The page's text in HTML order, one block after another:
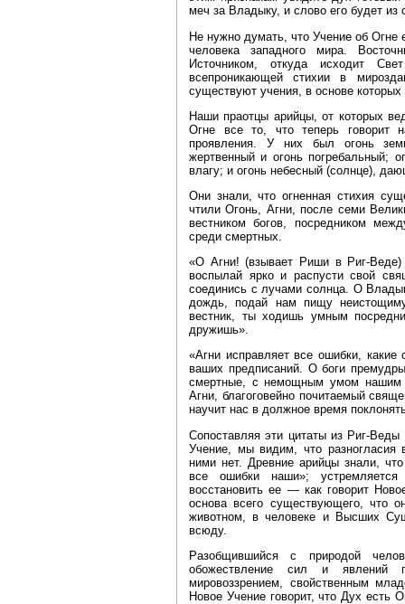
меч за Владыку, и слово его будет из
Не нужно думать, что Учение об
человека западного мира.
Источником, откуда исходит
всепроникающей стихии в
существуют учения, в основе
Наши праотцы арийцы, от которых
Огне все то, что теперь говорит
проявления. У них был огонь
жертвенный и огонь погребальный;
влагу; и огонь небесный (солнце),
Они знали, что огненная стихия
чтили Огонь, Агни, после семи
вестником богов, посредником
среди смертных.
«О Агни! (взывает Риши в
воспылай ярко и распусти свой
соединись с лучами солнца. О
дождь, подай нам пищу
вестник, ты ходишь умным
дружишь».
«Агни исправляет все ошибки,
ваших предписаний. О боги
смертные, с немощным умом нашим
Агни, благоговейно почитаемый
научит нас в должное время
Сопоставляя эти цитаты из
Учение, мы видим, что
ними нет. Древние арийцы знали,
все ошибки наши»;
восстановить ее — как говорит
основа всего существующего, что
животном, в человеке и Высших
всюду.
Разобщившийся с природой
обожествление сил и явлений
мировоззрением, свойственным
Новое Учение говорит, что Дух есть